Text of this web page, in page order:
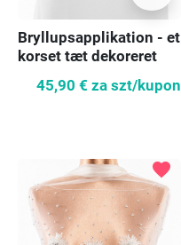
Bryllupsapplikation - et
korset tæt dekoreret
45,90 € za szt/kupon
favorite